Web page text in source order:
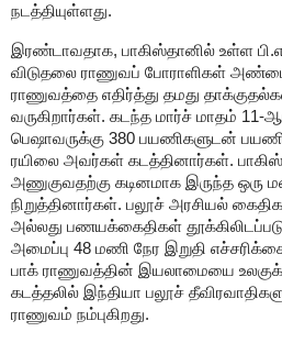
நடத்தியுள்ளது.
இரண்டாவதாக, பாகிஸ்தானில் உள்ள
விடுதலை ராணுவப் போராளிகள்
ராணுவத்தை எதிர்த்து தமது
வருகிறார்கள். கடந்த மார்ச் மாதம் 11-
பெஷாவருக்கு 380 பயணிகளுடன்
ரயிலை அவர்கள் கடத்தினார்கள்.
அணுகுவதற்கு கடினமாக இருந்த ஒரு
நிறுத்தினார்கள். பலூச் அரசியல்
அல்லது பணயக்கைதிகள்
அமைப்பு 48 மணி நேர இறுதி
பாக் ராணுவத்தின் இயலாமையை
கடத்தலில் இந்தியா பலூச்
ராணுவம் நம்புகிறது.